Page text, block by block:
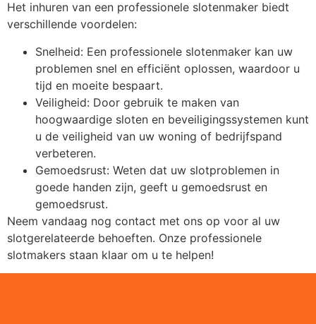
Het inhuren van een professionele slotenmaker biedt
verschillende voordelen:
Snelheid: Een professionele slotenmaker kan uw
problemen snel en efficiënt oplossen, waardoor u
tijd en moeite bespaart.
Veiligheid: Door gebruik te maken van
hoogwaardige sloten en beveiligingssystemen kunt
u de veiligheid van uw woning of bedrijfspand
verbeteren.
Gemoedsrust: Weten dat uw slotproblemen in
goede handen zijn, geeft u gemoedsrust en
gemoedsrust.
Neem vandaag nog contact met ons op voor al uw
slotgerelateerde behoeften. Onze professionele
slotmakers staan klaar om u te helpen!